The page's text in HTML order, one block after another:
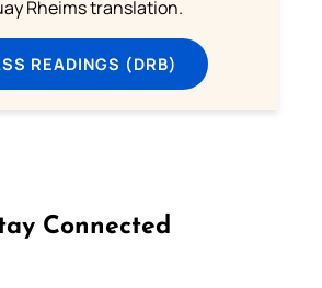
Rheims translation.
READINGS (DRB)
Connected